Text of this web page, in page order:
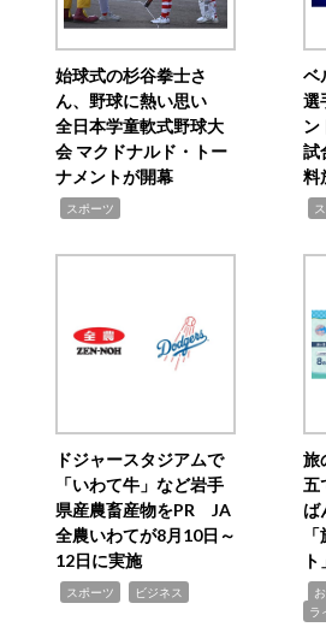
始球式の杉谷拳士さ
ん、野球に熱い思い
全日本学童軟式野球大
会 マクドナルド・トー
ナメントが開幕
スポーツ
ベ
選
ン
試
料
ドジャースタジアムで
「いわて牛」など岩手
県産農畜産物をPR JA
全農いわてが8月10日～
12日に実施
スポーツ ビジネス
旅
五
ば
ラ